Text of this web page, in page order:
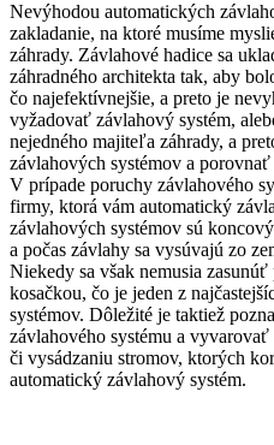
Nevýhodou automatických
zakladanie, na ktoré musíme
záhrady. Závlahové hadice sa
záhradného architekta tak, aby
čo najefektívnejšie, a preto je
vyžadovať závlahový systém,
nejedného majiteľa záhrady, a
závlahových systémov a
V prípade poruchy závlahového
firmy, ktorá vám automatický
závlahových systémov sú
a počas závlahy sa vysúvajú zo
Niekedy sa však nemusia
kosačkou, čo je jeden z
systémov. Dôležité je taktiež
závlahového systému a
či vysádzaniu stromov, ktorých
automatický závlahový systém.